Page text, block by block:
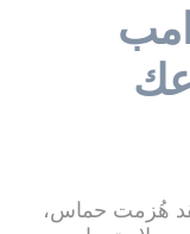
هُزمت حماس،